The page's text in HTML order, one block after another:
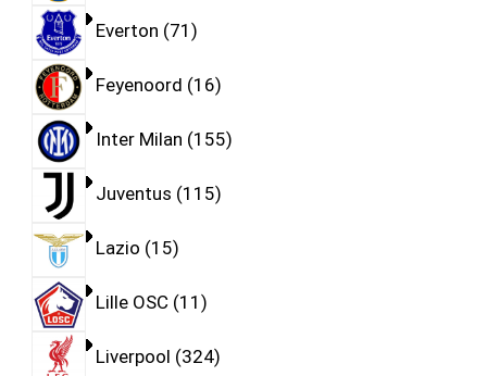
Everton 71
Feyenoord 16
Inter Milan 155
Juventus 115
Lazio 15
Lille OSC 11
Liverpool 324